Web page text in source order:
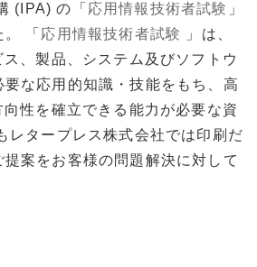
(IPA) の「 応用情報技術者試験 」
「 応用情報技術者試験
」は、
ス、製品、システム及びソフトウ
要な応用的知識・技能をもち、高
性を確立できる能力が必要な資
レタープレス株式会社では印刷だ
案をお客様の問題解決に対して